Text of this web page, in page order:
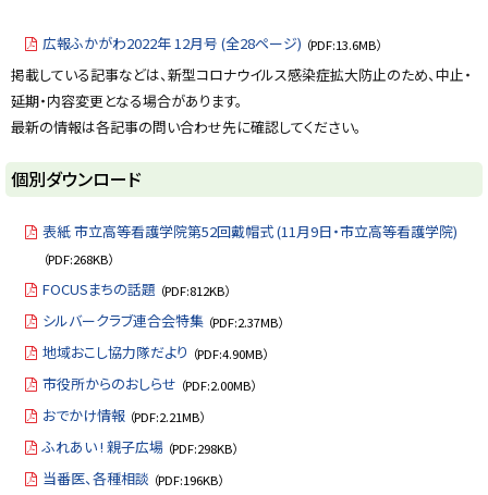
広報ふかがわ2022年 12月号 (全28ページ) （PDF:13.6MB）
掲載している記事などは、新型コロナウイルス感染症拡大防止のため、中止・
延期・内容変更となる場合があります。
最新の情報は各記事の問い合わせ先に確認してください。
ト
ッ
個別ダウンロード
表紙 市立高等看護学院第52回戴帽式 (11月9日・市立高等看護学院)
（PDF:268KB）
FOCUSまちの話題 （PDF:812KB）
シルバークラブ連合会特集 （PDF:2.37MB）
地域おこし協力隊だより （PDF:4.90MB）
市役所からのおしらせ （PDF:2.00MB）
おでかけ情報 （PDF:2.21MB）
ふれあい ! 親子広場 （PDF:298KB）
当番医、各種相談 （PDF:196KB）